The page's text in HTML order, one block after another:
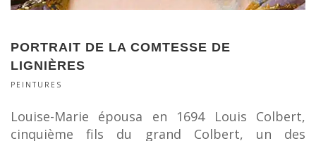
PORTRAIT DE LA COMTESSE DE
LIGNIÈRES
PEINTURES
Louise-Marie épousa en 1694 Louis Colbert,
cinquième fils du grand Colbert, un des